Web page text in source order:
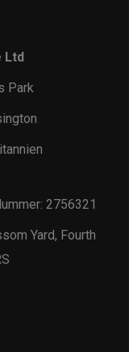
Ltd
Park
2756321
Yard, Fourth